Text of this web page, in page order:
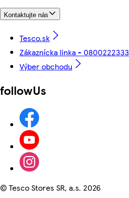
Kontaktujte nás
Tesco.sk
Zákaznícka linka - 0800222333
Výber obchodu
followUs
©Tesco Stores SR, a.s. 2026